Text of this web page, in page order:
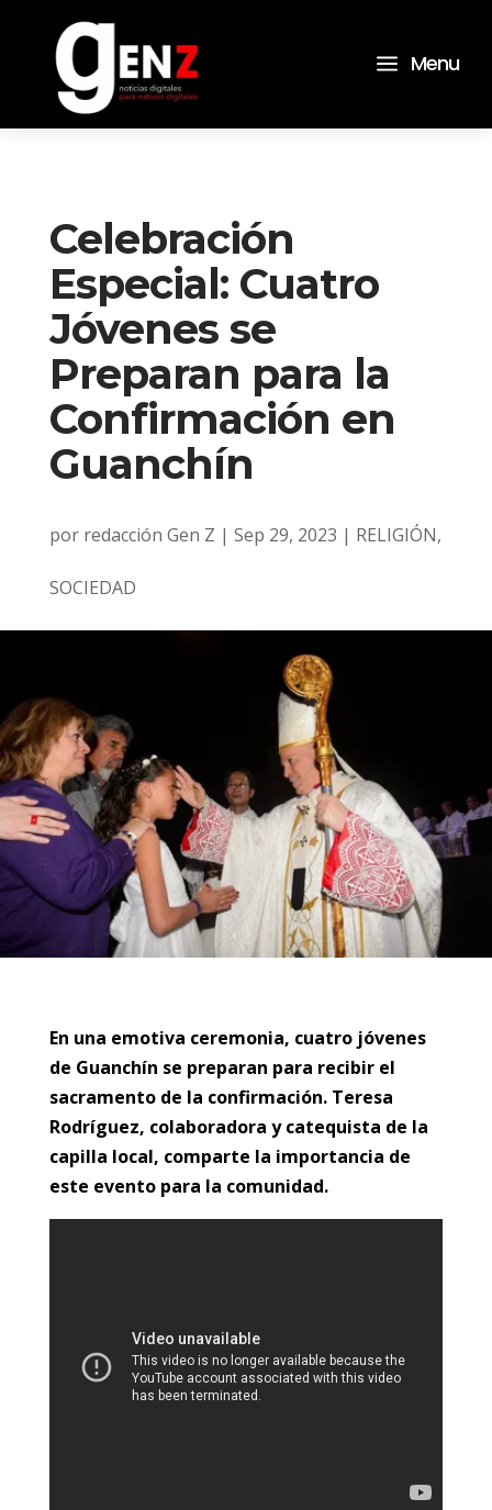
a Menu
Celebración
Especial: Cuatro
Jóvenes se
Preparan para la
Confirmación en
Guanchín
por redacción Gen Z | Sep 29, 2023 | RELIGIÓN,
SOCIEDAD
En una emotiva ceremonia, cuatro jóvenes
de Guanchín se preparan para recibir el
sacramento de la confirmación. Teresa
Rodríguez, colaboradora y catequista de la
capilla local, comparte la importancia de
este evento para la comunidad.